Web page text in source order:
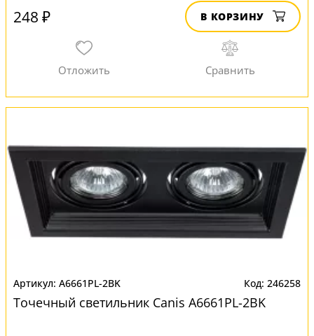
248 ₽ В КОРЗИНУ
A6661PL-2BK 246258
Точечный светильник Canis A6661PL-2BK